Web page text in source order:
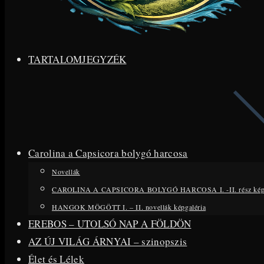
TARTALOMJEGYZÉK
Carolina a Capsicora bolygó harcosa
Novellák
CAROLINA A CAPSICORA BOLYGÓ HARCOSA I. -II. rész
HANGOK MÖGÖTT I. – II. novellák képgaléria
EREBOS – UTOLSÓ NAP A FÖLDÖN
AZ ÚJ VILÁG ÁRNYAI – szinopszis
Élet és Lélek